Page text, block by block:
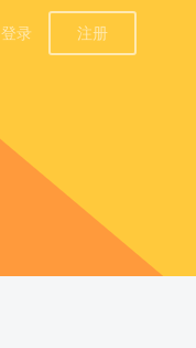
登录 注册